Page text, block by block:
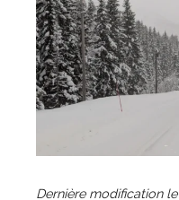
Dernière modification le